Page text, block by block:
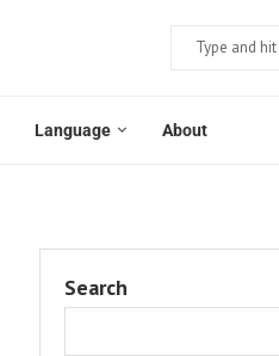
Language About
Search